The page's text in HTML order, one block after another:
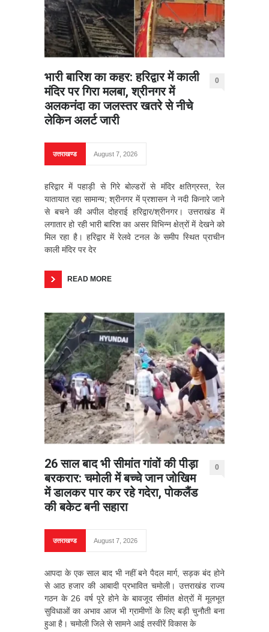
भारी बारिश का कहर: हरिद्वार में काली
मंदिर पर गिरा मलबा, श्रीनगर में
अलकनंदा का जलस्तर खतरे से नीचे
लेकिन अलर्ट जारी
0
उत्तराखण्ड August 7, 2026
हरिद्वार में पहाड़ी से गिरे बोल्डरों से मंदिर क्षतिग्रस्त, रेल
यातायात रहा सामान्य; श्रीनगर में प्रशासन ने नदी किनारे जाने
से बचने की अपील दोहराई हरिद्वार/श्रीनगर। उत्तराखंड में
लगातार हो रही भारी बारिश का असर विभिन्न क्षेत्रों में देखने को
मिल रहा है। हरिद्वार में रेलवे टनल के समीप स्थित प्राचीन
काली मंदिर पर देर
READ MORE
26 साल बाद भी सीमांत गांवों की पीड़ा
बरकरार: चमोली में बच्चे जान जोखिम
में डालकर पार कर रहे गदेरा, पोकलैंड
की बकेट बनी सहारा
0
उत्तराखण्ड August 7, 2026
आपदा के एक साल बाद भी नहीं बने पैदल मार्ग, सड़क बंद होने
से आठ हजार की आबादी प्रभावित चमोली। उत्तराखंड राज्य
गठन के 26 वर्ष पूरे होने के बावजूद सीमांत क्षेत्रों में मूलभूत
सुविधाओं का अभाव आज भी ग्रामीणों के लिए बड़ी चुनौती बना
हुआ है। चमोली जिले से सामने आई तस्वीरें विकास के